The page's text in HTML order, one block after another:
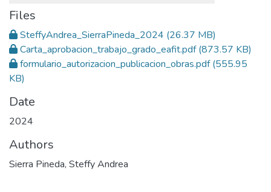
Files
SteffyAndrea_SierraPineda_2024 (26.37 MB)
Carta_aprobacion_trabajo_grado_eafit.pdf(873.57 KB)
formulario_autorizacion_publicacion_obras.pdf(555.95
KB)
Date
2024
Authors
Sierra Pineda, Steffy Andrea